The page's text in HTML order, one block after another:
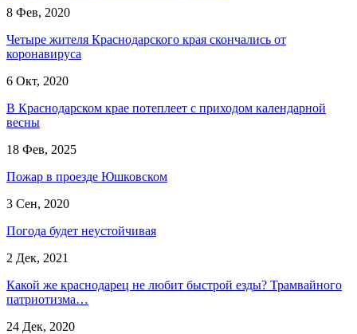
8 Фев, 2020
Четыре жителя Краснодарского края скончались от
коронавируса
6 Окт, 2020
В Краснодарском крае потеплеет с приходом календарной
весны
18 Фев, 2025
Пожар в проезде Юшковском
3 Сен, 2020
Погода будет неустойчивая
2 Дек, 2021
Какой же краснодарец не любит быстрой езды? Трамвайного
патриотизма…
24 Дек, 2020